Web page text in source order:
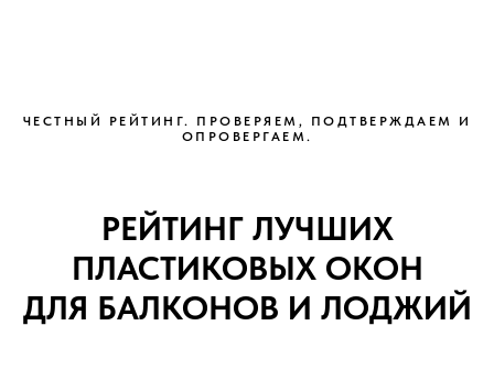
ЧЕСТНЫЙ РЕЙТИНГ. ПРОВЕРЯЕМ, ПОДТВЕРЖДАЕМ И
ОПРОВЕРГАЕМ.
РЕЙТИНГ ЛУЧШИХ
ПЛАСТИКОВЫХ ОКОН
ДЛЯ БАЛКОНОВ И ЛОДЖИЙ